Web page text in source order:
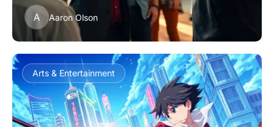
A Aaron Olson
Arts & Entertainment